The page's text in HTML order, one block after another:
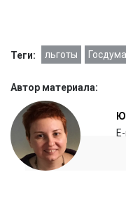
Теги: льготы Госдума
Автор материала: